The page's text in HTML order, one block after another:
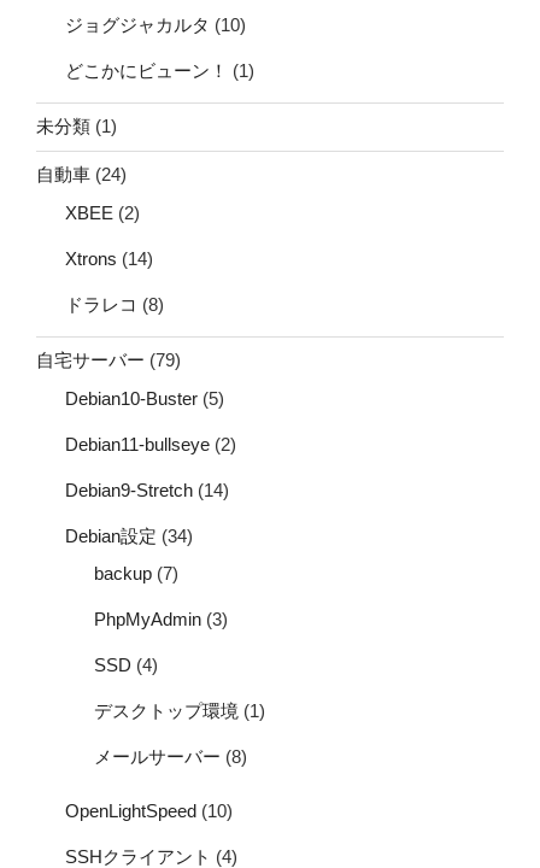
ジョグジャカルタ (10)
どこかにビューン！ (1)
未分類 (1)
自動車 (24)
XBEE (2)
Xtrons (14)
ドラレコ (8)
自宅サーバー (79)
Debian10-Buster (5)
Debian11-bullseye (2)
Debian9-Stretch (14)
Debian設定 (34)
backup (7)
PhpMyAdmin (3)
SSD (4)
デスクトップ環境 (1)
メールサーバー (8)
OpenLightSpeed (10)
SSHクライアント (4)